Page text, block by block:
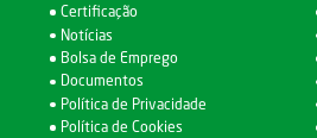
Certificação
Notícias
Bolsa de Emprego
Documentos
Política de Privacidade
Política de Cookies